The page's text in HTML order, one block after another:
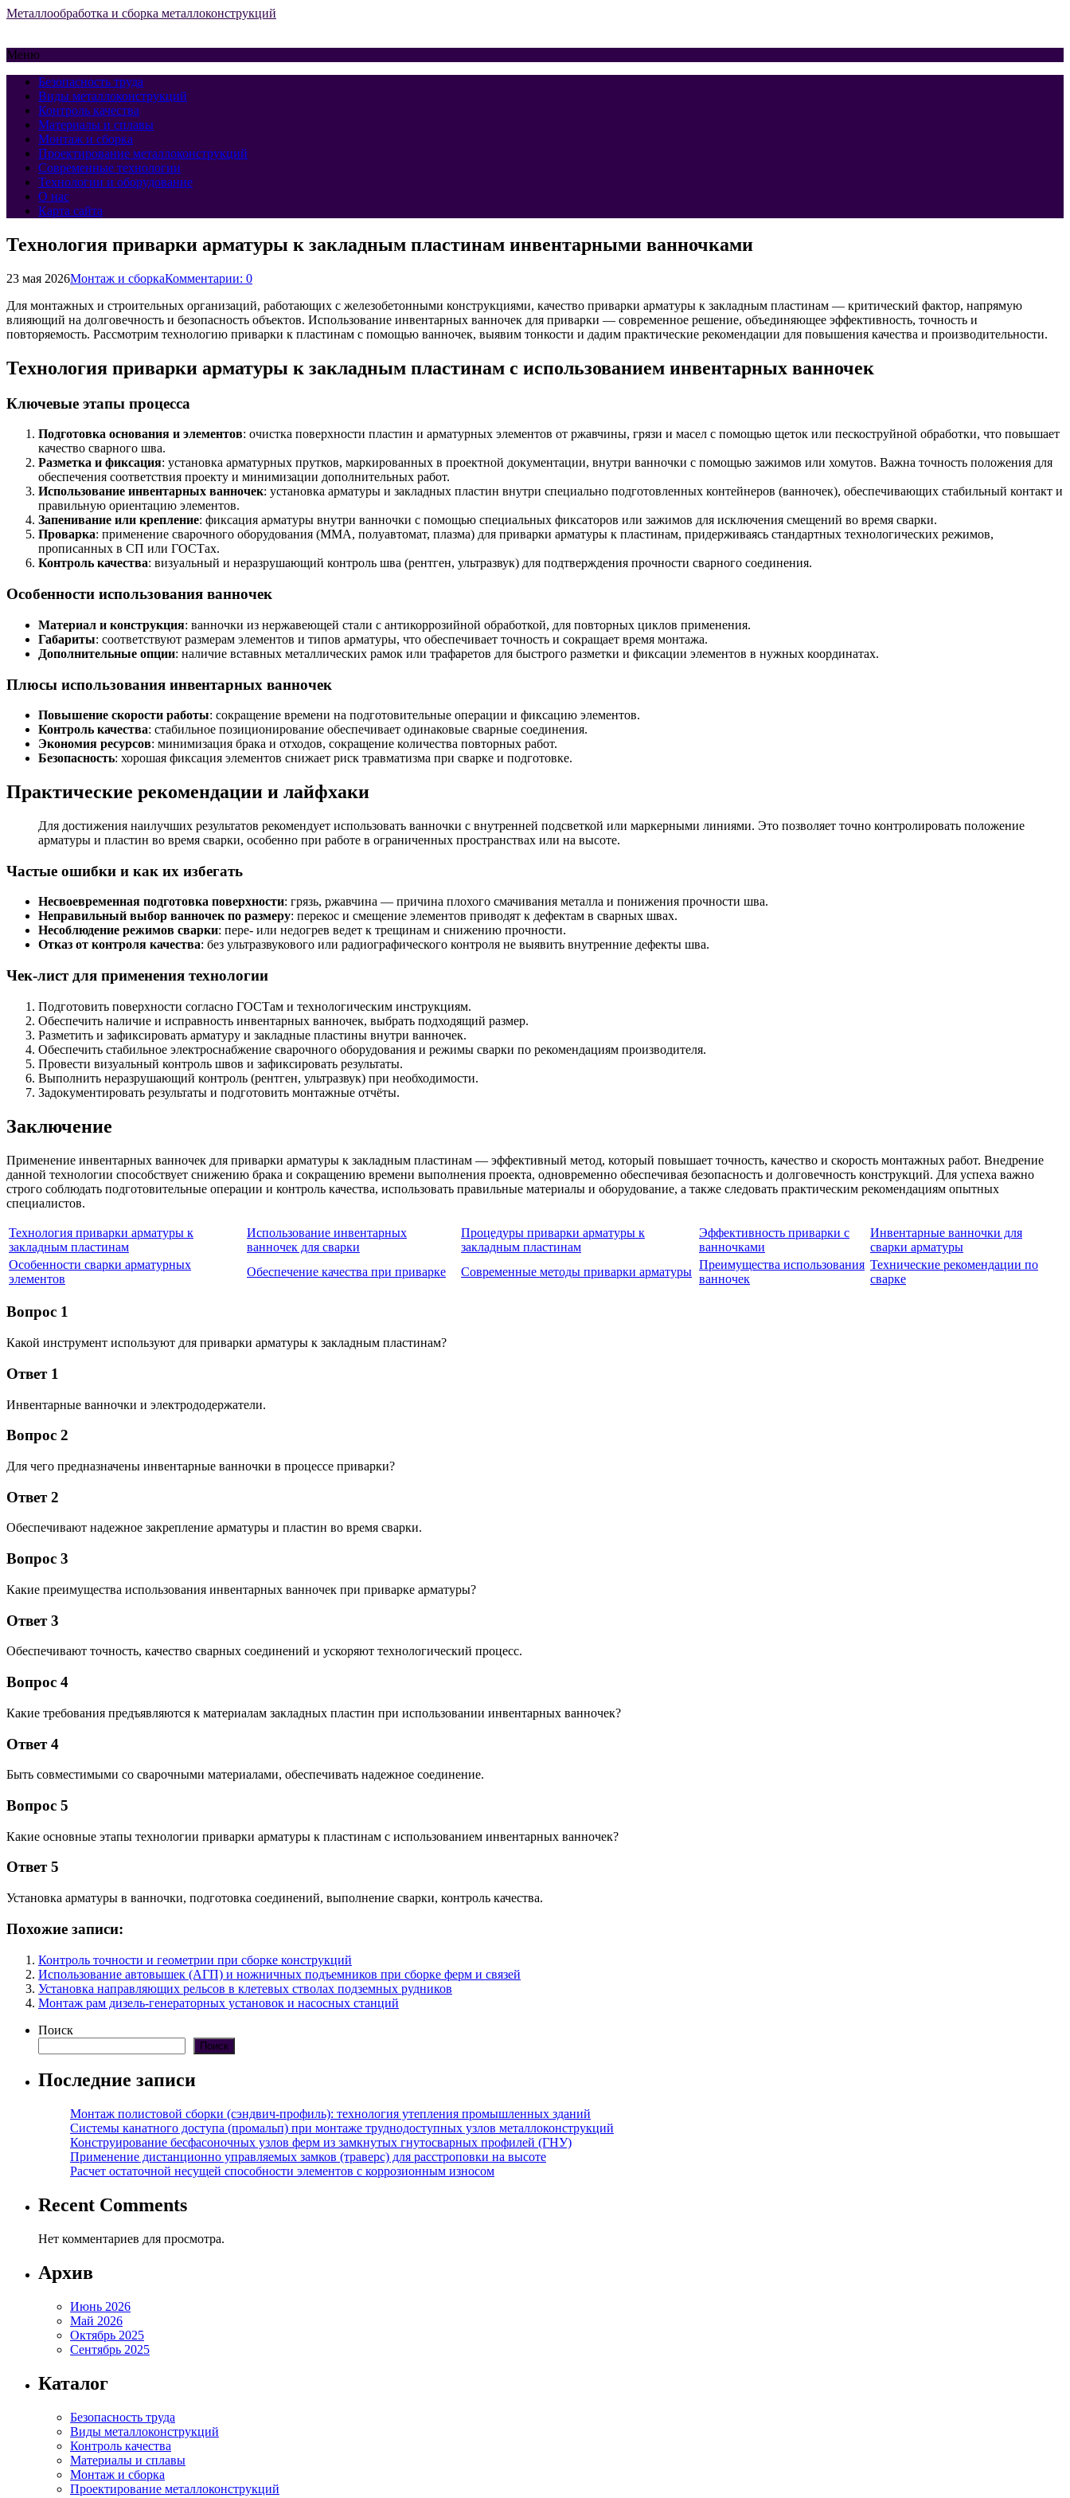
Металлообработка и сборка металлоконструкций
Меню
Безопасность труда
Виды металлоконструкций
Контроль качества
Материалы и сплавы
Монтаж и сборка
Проектирование металлоконструкций
Современные технологии
Технологии и оборудование
О нас
Карта сайта
Технология приварки арматуры к закладным пластинам инвентарными ванночками
23 мая 2026Монтаж и сборкаКомментарии: 0
Для монтажных и строительных организаций, работающих с железобетонными конструкциями, качество приварки арматуры к закладным пластинам — критический фактор, напрямую
влияющий на долговечность и безопасность объектов. Использование инвентарных ванночек для приварки — современное решение, объединяющее эффективность, точность и
повторяемость. Рассмотрим технологию приварки к пластинам с помощью ванночек, выявим тонкости и дадим практические рекомендации для повышения качества и производительности.
Технология приварки арматуры к закладным пластинам с использованием инвентарных ванночек
Ключевые этапы процесса
Подготовка основания и элементов: очистка поверхности пластин и арматурных элементов от ржавчины, грязи и масел с помощью щеток или пескоструйной обработки, что повышает
качество сварного шва.
Разметка и фиксация: установка арматурных прутков, маркированных в проектной документации, внутри ванночки с помощью зажимов или хомутов. Важна точность положения для
обеспечения соответствия проекту и минимизации дополнительных работ.
Использование инвентарных ванночек: установка арматуры и закладных пластин внутри специально подготовленных контейнеров (ванночек), обеспечивающих стабильный контакт и
правильную ориентацию элементов.
Запенивание или крепление: фиксация арматуры внутри ванночки с помощью специальных фиксаторов или зажимов для исключения смещений во время сварки.
Проварка: применение сварочного оборудования (ММА, полуавтомат, плазма) для приварки арматуры к пластинам, придерживаясь стандартных технологических режимов,
прописанных в СП или ГОСТах.
Контроль качества: визуальный и неразрушающий контроль шва (рентген, ультразвук) для подтверждения прочности сварного соединения.
Особенности использования ванночек
Материал и конструкция: ванночки из нержавеющей стали с антикоррозийной обработкой, для повторных циклов применения.
Габариты: соответствуют размерам элементов и типов арматуры, что обеспечивает точность и сокращает время монтажа.
Дополнительные опции: наличие вставных металлических рамок или трафаретов для быстрого разметки и фиксации элементов в нужных координатах.
Плюсы использования инвентарных ванночек
Повышение скорости работы: сокращение времени на подготовительные операции и фиксацию элементов.
Контроль качества: стабильное позиционирование обеспечивает одинаковые сварные соединения.
Экономия ресурсов: минимизация брака и отходов, сокращение количества повторных работ.
Безопасность: хорошая фиксация элементов снижает риск травматизма при сварке и подготовке.
Практические рекомендации и лайфхаки
Для достижения наилучших результатов рекомендует использовать ванночки с внутренней подсветкой или маркерными линиями. Это позволяет точно контролировать положение
арматуры и пластин во время сварки, особенно при работе в ограниченных пространствах или на высоте.
Частые ошибки и как их избегать
Несвоевременная подготовка поверхности: грязь, ржавчина — причина плохого смачивания металла и понижения прочности шва.
Неправильный выбор ванночек по размеру: перекос и смещение элементов приводят к дефектам в сварных швах.
Несоблюдение режимов сварки: пере- или недогрев ведет к трещинам и снижению прочности.
Отказ от контроля качества: без ультразвукового или радиографического контроля не выявить внутренние дефекты шва.
Чек-лист для применения технологии
Подготовить поверхности согласно ГОСТам и технологическим инструкциям.
Обеспечить наличие и исправность инвентарных ванночек, выбрать подходящий размер.
Разметить и зафиксировать арматуру и закладные пластины внутри ванночек.
Обеспечить стабильное электроснабжение сварочного оборудования и режимы сварки по рекомендациям производителя.
Провести визуальный контроль швов и зафиксировать результаты.
Выполнить неразрушающий контроль (рентген, ультразвук) при необходимости.
Задокументировать результаты и подготовить монтажные отчёты.
Заключение
Применение инвентарных ванночек для приварки арматуры к закладным пластинам — эффективный метод, который повышает точность, качество и скорость монтажных работ. Внедрение
данной технологии способствует снижению брака и сокращению времени выполнения проекта, одновременно обеспечивая безопасность и долговечность конструкций. Для успеха важно
строго соблюдать подготовительные операции и контроль качества, использовать правильные материалы и оборудование, а также следовать практическим рекомендациям опытных
специалистов.
Технология приварки арматуры к
закладным пластинам
Использование инвентарных
ванночек для сварки
Процедуры приварки арматуры к
закладным пластинам
Эффективность приварки с
ванночками
Инвентарные ванночки для
сварки арматуры
Особенности сварки арматурных
элементов
Обеспечение качества при приварке Современные методы приварки арматуры
Преимущества использования
ванночек
Технические рекомендации по
сварке
Вопрос 1
Какой инструмент используют для приварки арматуры к закладным пластинам?
Ответ 1
Инвентарные ванночки и электрододержатели.
Вопрос 2
Для чего предназначены инвентарные ванночки в процессе приварки?
Ответ 2
Обеспечивают надежное закрепление арматуры и пластин во время сварки.
Вопрос 3
Какие преимущества использования инвентарных ванночек при приварке арматуры?
Ответ 3
Обеспечивают точность, качество сварных соединений и ускоряют технологический процесс.
Вопрос 4
Какие требования предъявляются к материалам закладных пластин при использовании инвентарных ванночек?
Ответ 4
Быть совместимыми со сварочными материалами, обеспечивать надежное соединение.
Вопрос 5
Какие основные этапы технологии приварки арматуры к пластинам с использованием инвентарных ванночек?
Ответ 5
Установка арматуры в ванночки, подготовка соединений, выполнение сварки, контроль качества.
Похожие записи:
Контроль точности и геометрии при сборке конструкций
Использование автовышек (АГП) и ножничных подъемников при сборке ферм и связей
Установка направляющих рельсов в клетевых стволах подземных рудников
Монтаж рам дизель-генераторных установок и насосных станций
Поиск
Поиск
Последние записи
Монтаж полистовой сборки (сэндвич-профиль): технология утепления промышленных зданий
Системы канатного доступа (промальп) при монтаже труднодоступных узлов металлоконструкций
Конструирование бесфасоночных узлов ферм из замкнутых гнутосварных профилей (ГНУ)
Применение дистанционно управляемых замков (траверс) для расстроповки на высоте
Расчет остаточной несущей способности элементов с коррозионным износом
Recent Comments
Нет комментариев для просмотра.
Архив
Июнь 2026
Май 2026
Октябрь 2025
Сентябрь 2025
Каталог
Безопасность труда
Виды металлоконструкций
Контроль качества
Материалы и сплавы
Монтаж и сборка
Проектирование металлоконструкций